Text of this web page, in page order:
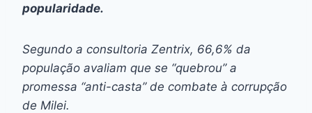
popularidade.
Segundo a consultoria Zentrix, 66,6% da
população avaliam que se “quebrou” a
promessa “anti-casta” de combate à corrupção
de Milei.